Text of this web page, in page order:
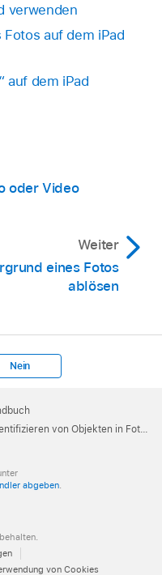
verwenden
auf dem iPad
auf dem iPad
oder Video
Weiter
eines Fotos
ablösen
Nein
in Fotos und Videos auf dem iPad verwenden
abgeben
von Cookies